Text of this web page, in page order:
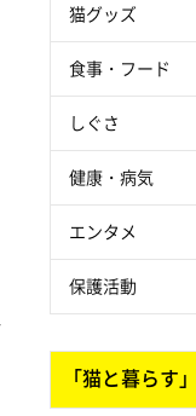
猫グッズ
食事・フード
しぐさ
健康・病気
エンタメ
保護活動
「猫と暮らす